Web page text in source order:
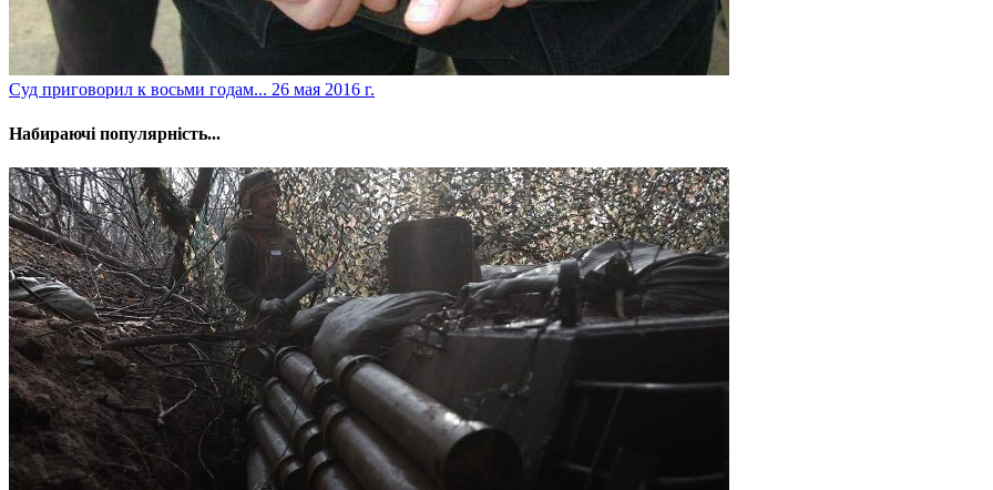
Суд приговорил к восьми годам... 26 мая 2016 г.
Набираючі популярність...